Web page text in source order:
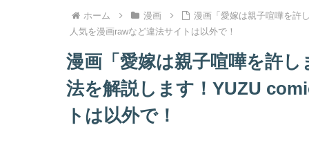
ホーム 漫画
漫画「愛嫁は親子喧嘩を許
人気を漫画rawなど違法サイトは以外で！
漫画「愛嫁は親子喧嘩を許
法を解説します！YUZU
トは以外で！